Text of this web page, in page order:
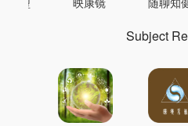
Subject